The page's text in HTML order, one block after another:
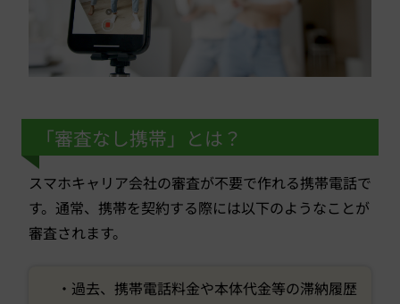
「審査なし携帯」とは？
スマホキャリア会社の審査が不要で作れる携帯電話で
す。通常、携帯を契約する際には以下のようなことが
審査されます。
・過去、携帯電話料金や本体代金等の滞納履歴